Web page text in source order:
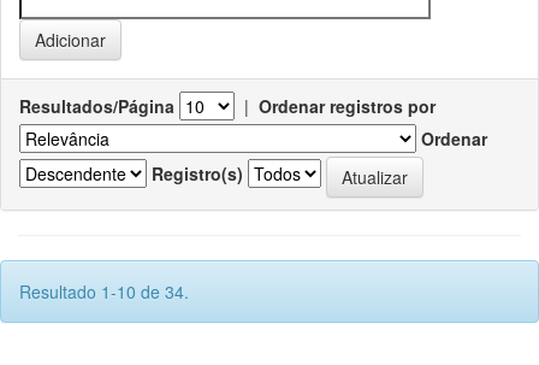
Resultados/Página | Ordenar registros por
Ordenar
Registro(s)
Resultado 1-10 de 34.